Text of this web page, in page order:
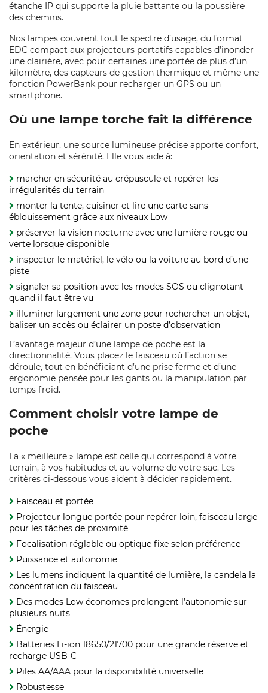
étanche IP qui supporte la pluie battante ou la poussière
des chemins.
Nos lampes couvrent tout le spectre d’usage, du format
EDC compact aux projecteurs portatifs capables d’inonder
une clairière, avec pour certaines une portée de plus d’un
kilomètre, des capteurs de gestion thermique et même une
fonction PowerBank pour recharger un GPS ou un
smartphone.
Où une lampe torche fait la différence
En extérieur, une source lumineuse précise apporte confort,
orientation et sérénité. Elle vous aide à:
marcher en sécurité au crépuscule et repérer les
irrégularités du terrain
monter la tente, cuisiner et lire une carte sans
éblouissement grâce aux niveaux Low
préserver la vision nocturne avec une lumière rouge ou
verte lorsque disponible
inspecter le matériel, le vélo ou la voiture au bord d’une
piste
signaler sa position avec les modes SOS ou clignotant
quand il faut être vu
illuminer largement une zone pour rechercher un objet,
baliser un accès ou éclairer un poste d’observation
L’avantage majeur d’une lampe de poche est la
directionnalité. Vous placez le faisceau où l’action se
déroule, tout en bénéficiant d’une prise ferme et d’une
ergonomie pensée pour les gants ou la manipulation par
temps froid.
Comment choisir votre lampe de
poche
La « meilleure » lampe est celle qui correspond à votre
terrain, à vos habitudes et au volume de votre sac. Les
critères ci-dessous vous aident à décider rapidement.
Faisceau et portée
Projecteur longue portée pour repérer loin, faisceau large
pour les tâches de proximité
Focalisation réglable ou optique fixe selon préférence
Puissance et autonomie
Les lumens indiquent la quantité de lumière, la candela la
concentration du faisceau
Des modes Low économes prolongent l’autonomie sur
plusieurs nuits
Énergie
Batteries Li‑ion 18650/21700 pour une grande réserve et
recharge USB-C
Piles AA/AAA pour la disponibilité universelle
Robustesse